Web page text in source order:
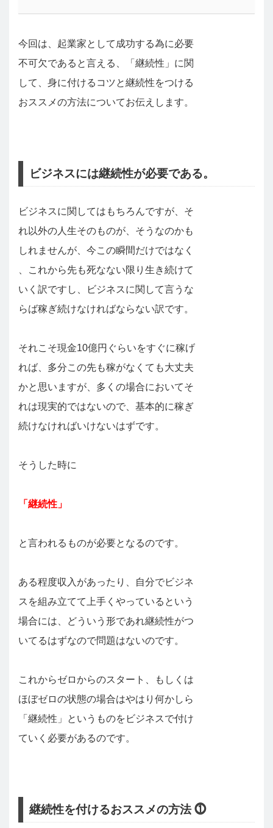
今回は、起業家として成功する為に必要
不可欠であると言える、「継続性」に関
して、身に付けるコツと継続性をつける
おススメの方法についてお伝えします。
ビジネスには継続性が必要である。
ビジネスに関してはもちろんですが、そ
れ以外の人生そのものが、そうなのかも
しれませんが、今この瞬間だけではなく
、これから先も死なない限り生き続けて
いく訳ですし、ビジネスに関して言うな
らば稼ぎ続けなければならない訳です。
それこそ現金10億円ぐらいをすぐに稼げ
れば、多分この先も稼がなくても大丈夫
かと思いますが、多くの場合においてそ
れは現実的ではないので、基本的に稼ぎ
続けなければいけないはずです。
そうした時に
「継続性」
と言われるものが必要となるのです。
ある程度収入があったり、自分でビジネ
スを組み立てて上手くやっているという
場合には、どういう形であれ継続性がつ
いてるはずなので問題はないのです。
これからゼロからのスタート、もしくは
ほぼゼロの状態の場合はやはり何かしら
「継続性」というものをビジネスで付け
ていく必要があるのです。
継続性を付けるおススメの方法 ⓵